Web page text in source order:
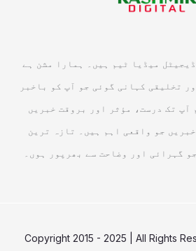
میڈیا ٹیم ہیں۔ ہمارا مشن ہے
تخلیقی کہانی گوئی جو آپ کو باخبر
آپ تک درست، مؤثر اور بروقت خبریں
جو واقعی اہم ہیں۔ تازہ ترین
گہرائی اور وضاحت سے بھرپور ہوں۔
© Copyright 2015 - 2025 | All Rights